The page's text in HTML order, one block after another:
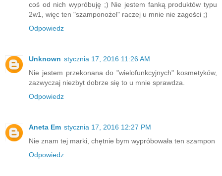
coś od nich wypróbuję ;) Nie jestem fanką produktów typu
2w1, więc ten "szamponożel" raczej u mnie nie zagości ;)
Odpowiedz
Unknown stycznia 17, 2016 11:26 AM
Nie jestem przekonana do "wielofunkcyjnych" kosmetyków,
zazwyczaj niezbyt dobrze się to u mnie sprawdza.
Odpowiedz
Aneta Em stycznia 17, 2016 12:27 PM
Nie znam tej marki, chętnie bym wypróbowała ten szampon
Odpowiedz